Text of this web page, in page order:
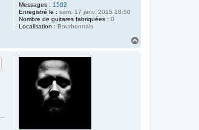
Messages : 1502
Enregistré le : sam. 17 janv. 2015 18:50
Nombre de guitares fabriquées : 0
Localisation : Bourbonnais